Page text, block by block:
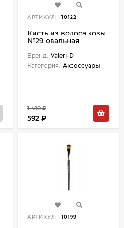
АРТИКУЛ: 10122
Кисть из волоса козы
№29 овальная
Бренд: Valeri-D
Категория: Аксессуары
1 480 ₽
592 ₽
АРТИКУЛ: 10199